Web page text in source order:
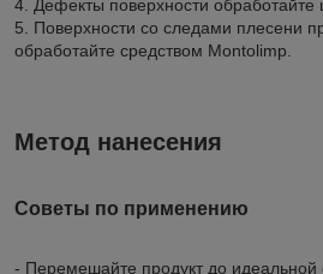
4. Дефекты поверхности обработайте
5. Поверхности со следами плесени
обработайте средством Montolimp.
Метод нанесения
Советы по применению
- Перемешайте продукт до идеальной